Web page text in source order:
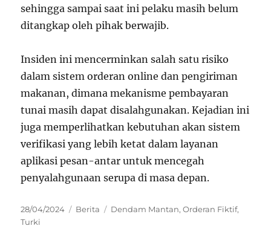
sehingga sampai saat ini pelaku masih belum
ditangkap oleh pihak berwajib.
Insiden ini mencerminkan salah satu risiko
dalam sistem orderan online dan pengiriman
makanan, dimana mekanisme pembayaran
tunai masih dapat disalahgunakan. Kejadian ini
juga memperlihatkan kebutuhan akan sistem
verifikasi yang lebih ketat dalam layanan
aplikasi pesan-antar untuk mencegah
penyalahgunaan serupa di masa depan.
Posted
on
28/04/2024 Categories
Berita Tags
Dendam Mantan,Orderan Fiktif,
Turki